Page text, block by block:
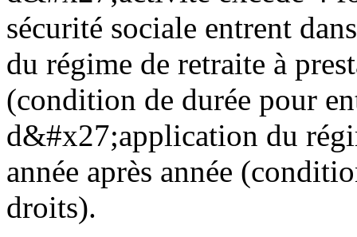
sécurité sociale entrent
du régime de retraite à
(condition de durée pour
d&#x27;application du
année après année
droits).